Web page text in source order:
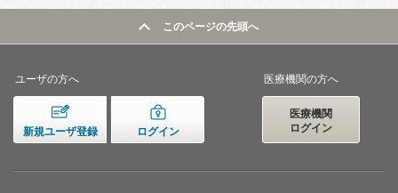
このページの先頭へ
ユーザの方へ
新規ユーザ登録 ログイン
医療機関の方へ
医療機関
ログイン